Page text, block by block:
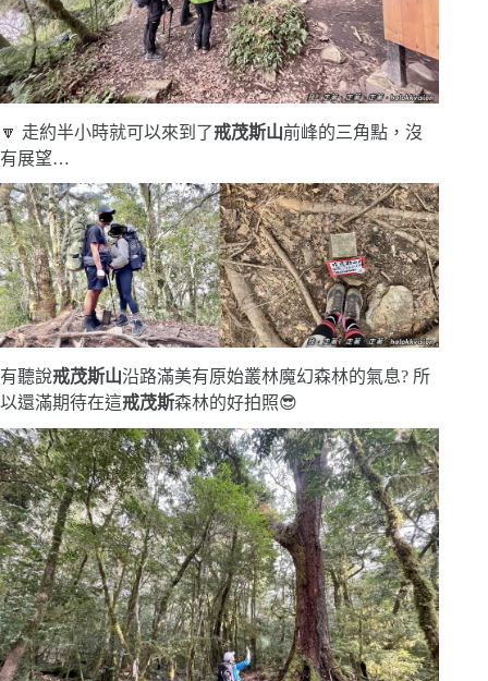
🔽 走約半小時就可以來到了戒茂斯山前峰的三角點，沒
有展望…
有聽說戒茂斯山沿路滿美有原始叢林魔幻森林的氣息? 所
以還滿期待在這戒茂斯森林的好拍照😎